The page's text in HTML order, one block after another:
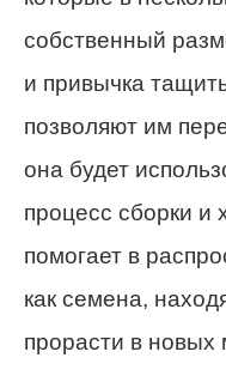
собственный
и привычка
позволяют им
она будет
процесс сборки и
помогает в
как семена,
прорасти в новых